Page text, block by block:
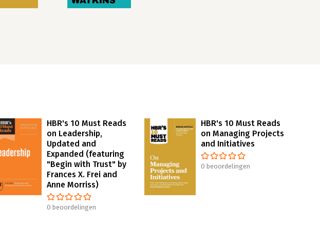
HBR's 10 Must Reads
on Leadership,
Updated and
Expanded (featuring
"Begin with Trust" by
Frances X. Frei and
Anne Morriss)
0 beoordelingen
HBR's 10 Must Reads
on Managing Projects
and Initiatives
0 beoordelingen